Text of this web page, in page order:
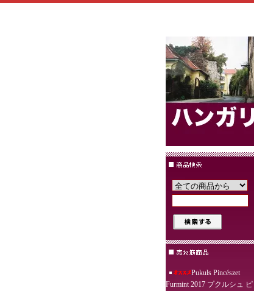
Pukuls Pincészet
Furmint 2017 プクルシュ ピ